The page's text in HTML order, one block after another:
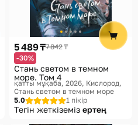
5 489 ₸7 842 ₸
-30%
Стань светом в темном
море. Том 4
қатты мұқаба, 2026 Кислород,
Стань светом в темном море
5.0
1 пікір
Тегін жеткіземіз ертең